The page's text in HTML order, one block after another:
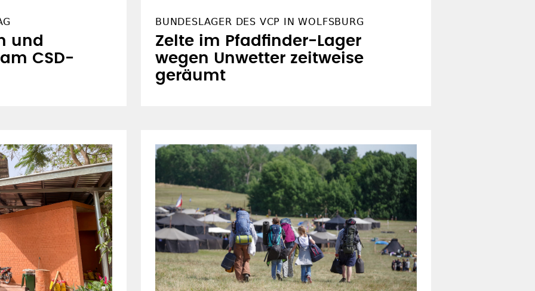
und
CSD-
BUNDESLAGER DES VCP IN WOLFSBURG
Zelte im Pfadfinder-Lager
wegen Unwetter zeitweise
geräumt